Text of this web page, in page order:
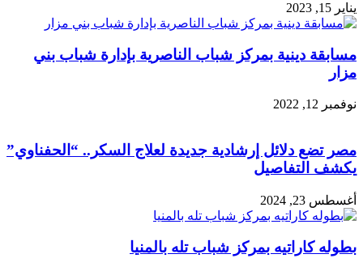
يناير 15, 2023
مسابقة دينية بمركز شباب الناصرية بإدارة شباب بني
مزار
نوفمبر 12, 2022
مصر تضع دلائل إرشادية جديدة لعلاج السكر.. “الحفناوي”
يكشف التفاصيل
أغسطس 23, 2024
بطوله كاراتيه بمركز شباب تله بالمنيا